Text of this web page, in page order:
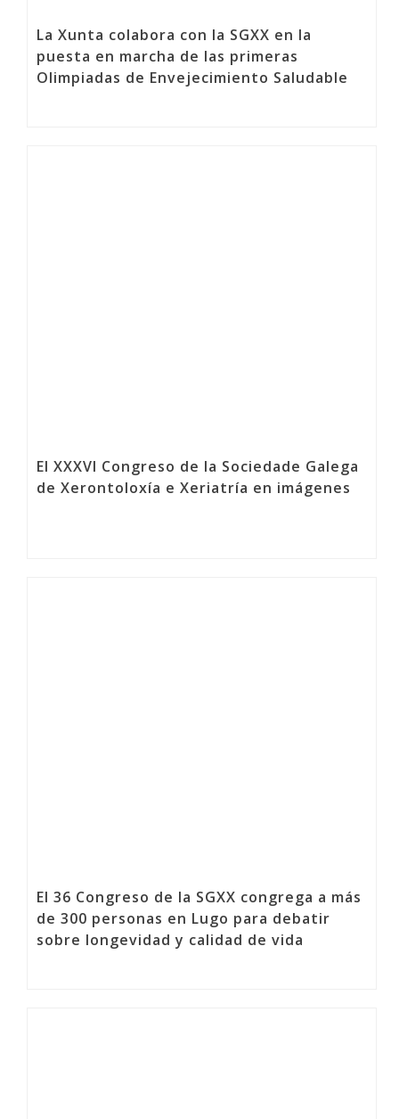
La Xunta colabora con la SGXX en la
puesta en marcha de las primeras
Olimpiadas de Envejecimiento Saludable
El XXXVI Congreso de la Sociedade Galega
de Xerontoloxía e Xeriatría en imágenes
El 36 Congreso de la SGXX congrega a más
de 300 personas en Lugo para debatir
sobre longevidad y calidad de vida